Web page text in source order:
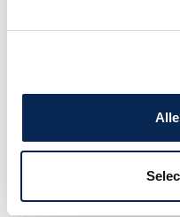
Vergelijkbare